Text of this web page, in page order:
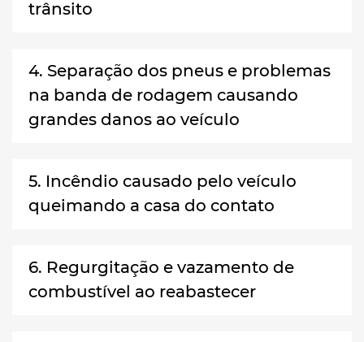
trânsito
4. Separação dos pneus e problemas
na banda de rodagem causando
grandes danos ao veículo
5. Incêndio causado pelo veículo
queimando a casa do contato
6. Regurgitação e vazamento de
combustível ao reabastecer